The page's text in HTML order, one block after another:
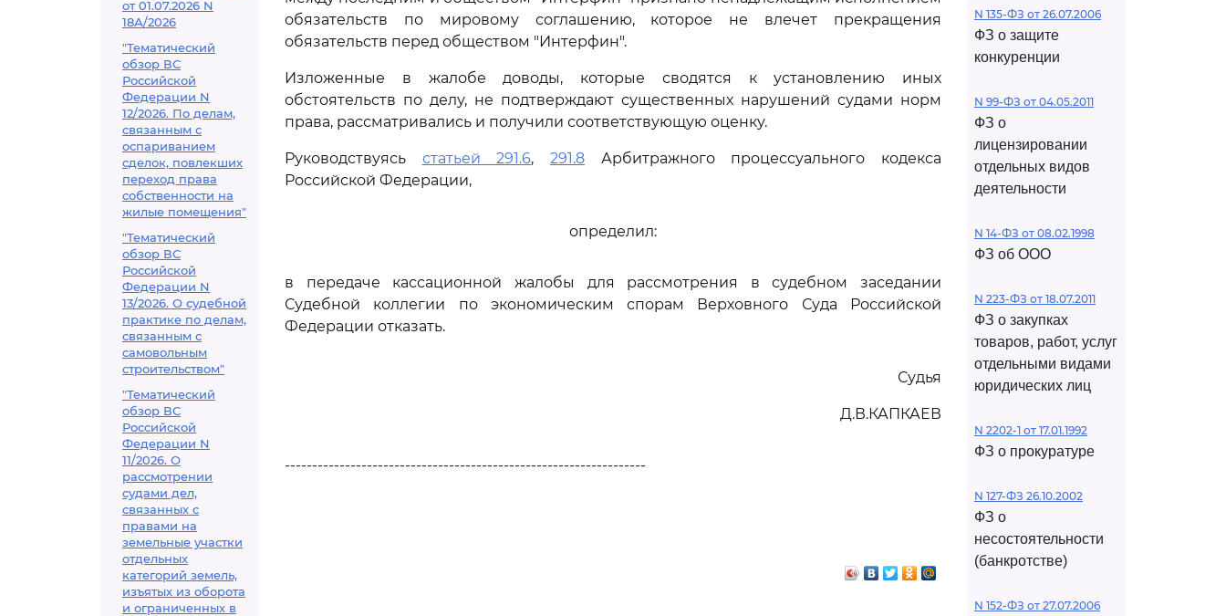
от 01.07.2026 N
18А/2026
"Тематический
обзор ВС
Российской
Федерации N
12/2026. По делам,
связанным с
оспариванием
сделок, повлекших
переход права
собственности на
жилые помещения"
"Тематический
обзор ВС
Российской
Федерации N
13/2026. О судебной
практике по делам,
связанным с
самовольным
строительством"
"Тематический
обзор ВС
Российской
Федерации N
11/2026. О
рассмотрении
судами дел,
связанных с
правами на
земельные участки
отдельных
категорий земель,
изъятых из оборота
и ограниченных в
обязательств по мировому соглашению, которое не влечет прекращения
обязательств перед обществом "Интерфин".
Изложенные в жалобе доводы, которые сводятся к установлению иных
обстоятельств по делу, не подтверждают существенных нарушений судами норм
права, рассматривались и получили соответствующую оценку.
Руководствуясь статьей 291.6,291.8 Арбитражного процессуального кодекса
Российской Федерации,
определил:
в передаче кассационной жалобы для рассмотрения в судебном заседании
Судебной коллегии по экономическим спорам Верховного Суда Российской
Федерации отказать.
Судья
Д.В.КАПКАЕВ
------------------------------------------------------------------
N 135-ФЗ от 26.07.2006
ФЗ о защите
конкуренции
N 99-ФЗ от 04.05.2011
ФЗ о
лицензировании
отдельных видов
деятельности
N 14-ФЗ от 08.02.1998
ФЗ об ООО
N 223-ФЗ от 18.07.2011
ФЗ о закупках
товаров, работ, услуг
отдельными видами
юридических лиц
N 2202-1 от 17.01.1992
ФЗ о прокуратуре
N 127-ФЗ 26.10.2002
ФЗ о
несостоятельности
(банкротстве)
N 152-ФЗ от 27.07.2006